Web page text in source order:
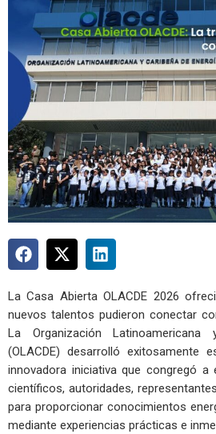
La Casa Abierta OLACDE 2026
nuevos talentos pudieron conectar
La Organización
(OLACDE) desarrolló exitosamente
innovadora iniciativa que congregó a
científicos, autoridades,
para proporcionar conocimientos
mediante experiencias prácticas e